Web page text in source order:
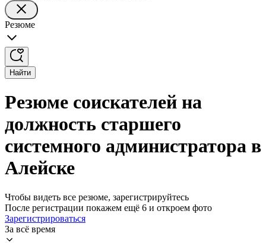
Резюме
Найти
Резюме соискателей на
должность старшего
системного администратора в
Алейске
Чтобы видеть все резюме, зарегистрируйтесь
После регистрации покажем ещё 6 и откроем фото
Зарегистрироваться
За всё время